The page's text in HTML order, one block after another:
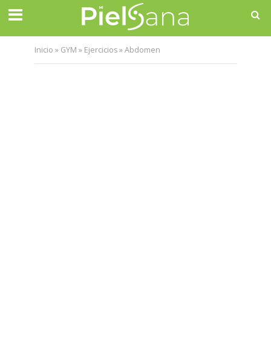
Inicio » GYM » Ejercicios»Abdomen